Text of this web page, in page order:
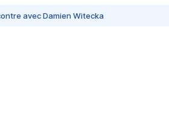
avec Damien Witecka